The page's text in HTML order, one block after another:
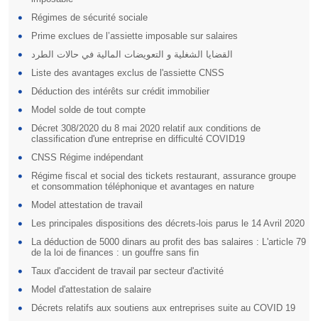
Régimes de sécurité sociale
Prime exclues de l’assiette imposable sur salaires
القضايا الشغلية و التعويضات المالية في حالات الطرد
Liste des avantages exclus de l'assiette CNSS
Déduction des intérêts sur crédit immobilier
Model solde de tout compte
Décret 308/2020 du 8 mai 2020 relatif aux conditions de
classification d'une entreprise en difficulté COVID19
CNSS Régime indépendant
Régime fiscal et social des tickets restaurant, assurance groupe
et consommation téléphonique et avantages en nature
Model attestation de travail
Les principales dispositions des décrets-lois parus le 14 Avril 2020
La déduction de 5000 dinars au profit des bas salaires : L'article 79
de la loi de finances : un gouffre sans fin
Taux d'accident de travail par secteur d'activité
Model d'attestation de salaire
Décrets relatifs aux soutiens aux entreprises suite au COVID 19